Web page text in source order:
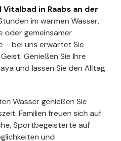
Vitalbad in Raabs an der
im warmen Wasser,
oder gemeinsamer
– bei uns erwartet Sie
Genießen Sie Ihre
und lassen Sie den Alltag
Wasser genießen Sie
Familien freuen sich auf
Sportbegeisterte auf
und